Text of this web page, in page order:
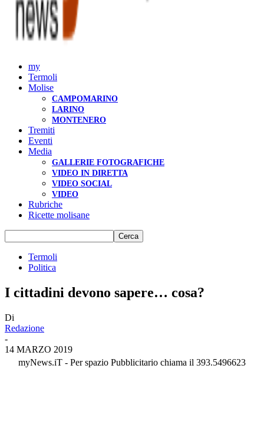
my
Termoli
Molise
CAMPOMARINO
LARINO
MONTENERO
Tremiti
Eventi
Media
GALLERIE FOTOGRAFICHE
VIDEO IN DIRETTA
VIDEO SOCIAL
VIDEO
Rubriche
Ricette molisane
Termoli
Politica
I cittadini devono sapere… cosa?
Di
Redazione
-
14 MARZO 2019
myNews.iT - Per spazio Pubblicitario chiama il 393.5496623